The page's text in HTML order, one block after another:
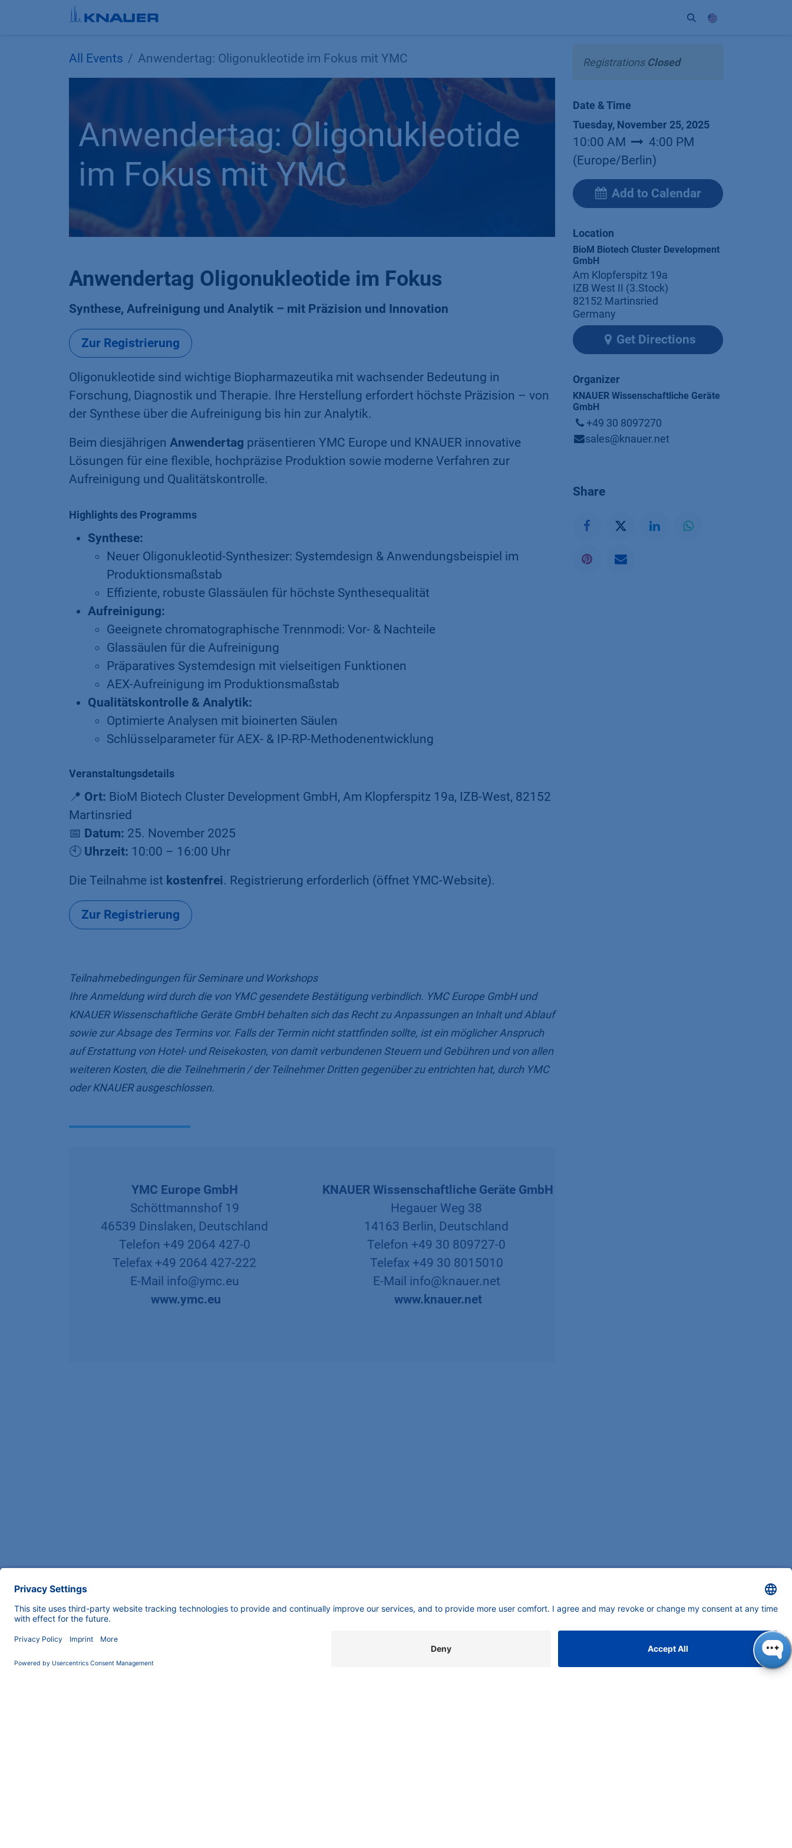
Skip to Content
All Events Anwendertag: Oligonukleotide im Fokus mit YMC
Anwendertag: Oligonukleotide
im Fokus mit YMC
Anwendertag Oligonukleotide im Fokus
Synthese, Aufreinigung und Analytik – mit Präzision und Innovation
Zur Registrierung
Oligonukleotide sind wichtige Biopharmazeutika mit wachsender Bedeutung in
Forschung, Diagnostik und Therapie. Ihre Herstellung erfordert höchste Präzision – von
der Synthese über die Aufreinigung bis hin zur Analytik.
Beim diesjährigen Anwendertag präsentieren YMC Europe und KNAUER innovative
Lösungen für eine flexible, hochpräzise Produktion sowie moderne Verfahren zur
Aufreinigung und Qualitätskontrolle.
Highlights des Programms
Synthese:
Neuer Oligonukleotid-Synthesizer: Systemdesign & Anwendungsbeispiel im
Produktionsmaßstab
Effiziente, robuste Glassäulen für höchste Synthesequalität
Aufreinigung:
Geeignete chromatographische Trennmodi: Vor- & Nachteile
Glassäulen für die Aufreinigung
Präparatives Systemdesign mit vielseitigen Funktionen
AEX-Aufreinigung im Produktionsmaßstab
Qualitätskontrolle & Analytik:
Optimierte Analysen mit bioinerten Säulen
Schlüsselparameter für AEX- & IP-RP-Methodenentwicklung
Veranstaltungsdetails
📍 Ort: BioM Biotech Cluster Development GmbH, Am Klopferspitz 19a, IZB-West, 82152
Martinsried
📅 Datum: 25. November 2025
🕙 Uhrzeit: 10:00 – 16:00 Uhr
Die Teilnahme ist kostenfrei. Registrierung erforderlich (öffnet YMC-Website).
Zur Registrierung
Teilnahmebedingungen für Seminare und Workshops
Ihre Anmeldung wird durch die von YMC gesendete Bestätigung verbindlich. YMC Europe GmbH und
KNAUER Wissenschaftliche Geräte GmbH behalten sich das Recht zu Anpassungen an Inhalt und Ablauf
sowie zur Absage des Termins vor. Falls der Termin nicht stattfinden sollte, ist ein möglicher Anspruch
auf Erstattung von Hotel- und Reisekosten, von damit verbundenen Steuern und Gebühren und von allen
weiteren Kosten, die die Teilnehmerin / der Teilnehmer Dritten gegenüber zu entrichten hat, durch YMC
oder KNAUER ausgeschlossen.
YMC Europe GmbH
Schöttmannshof 19
46539 Dinslaken, Deutschland
Telefon +49 2064 427-0
Telefax +49 2064 427-222
E-Mail info@ymc.eu
www.ymc.eu​
KNAUER Wissenschaftliche Geräte GmbH
Hegauer Weg 38
14163 Berlin, Deutschland
Telefon +49 30 809727-0
Telefax +49 30 8015010
E-Mail info@knauer.net
www.knauer.net​
Registrations Closed
Date & Time
Tuesday, November 25, 2025
10:00 AM
4:00 PM
(Europe/Berlin)
Add to Calendar
Location
BioM Biotech Cluster Development
GmbH
Am Klopferspitz 19a
IZB West II (3.Stock)
82152 Martinsried
Germany
Get Directions
Organizer
KNAUER Wissenschaftliche Geräte
GmbH
+49 30 8097270
sales@knauer.net
Share